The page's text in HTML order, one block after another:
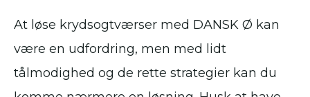
At løse krydsogtværser med DANSK Ø kan
være en udfordring, men med lidt
tålmodighed og de rette strategier kan du